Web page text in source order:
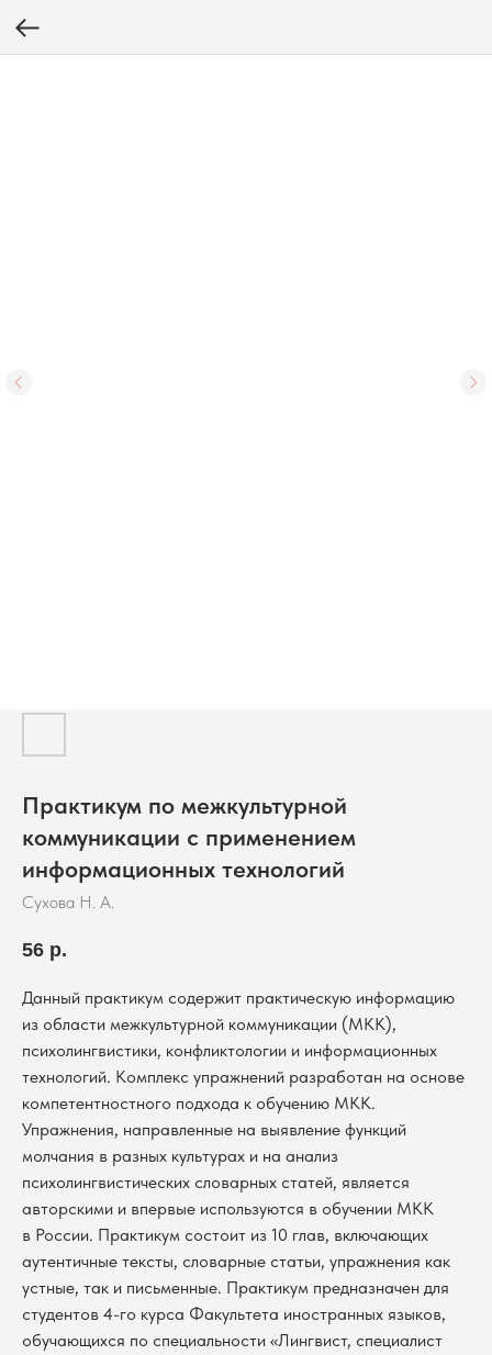
Практикум по межкультурной
коммуникации с применением
информационных технологий
Сухова Н. А.
56 р.
Данный практикум содержит практическую информацию
из области межкультурной коммуникации (МКК),
психолингвистики, конфликтологии и информационных
технологий. Комплекс упражнений разработан на основе
компетентностного подхода к обучению МКК.
Упражнения, направленные на выявление функций
молчания в разных культурах и на анализ
психолингвистических словарных статей, является
авторскими и впервые используются в обучении МКК
в России. Практикум состоит из 10 глав, включающих
аутентичные тексты, словарные статьи, упражнения как
устные, так и письменные. Практикум предназначен для
студентов 4-го курса Факультета иностранных языков,
обучающихся по специальности «Лингвист, специалист